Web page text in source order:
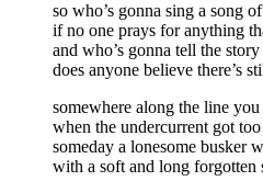
so who’s gonna sing a song
if no one prays for anything
and who’s gonna tell the
does anyone believe there’s
somewhere along the line
when the undercurrent got
someday a lonesome busker
with a soft and long forgotten